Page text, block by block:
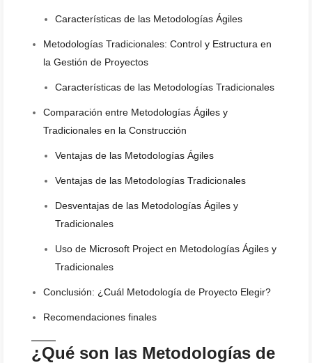
Características de las Metodologías Ágiles
Metodologías Tradicionales: Control y Estructura en
la Gestión de Proyectos
Características de las Metodologías Tradicionales
Comparación entre Metodologías Ágiles y
Tradicionales en la Construcción
Ventajas de las Metodologías Ágiles
Ventajas de las Metodologías Tradicionales
Desventajas de las Metodologías Ágiles y
Tradicionales
Uso de Microsoft Project en Metodologías Ágiles y
Tradicionales
Conclusión: ¿Cuál Metodología de Proyecto Elegir?
Recomendaciones finales
¿Qué son las Metodologías de